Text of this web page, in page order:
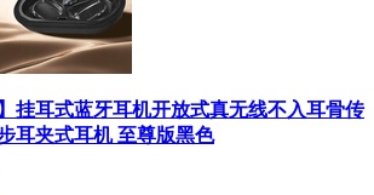
挂耳式蓝牙耳机开放式真无线不入耳骨传
耳夹式耳机 至尊版黑色